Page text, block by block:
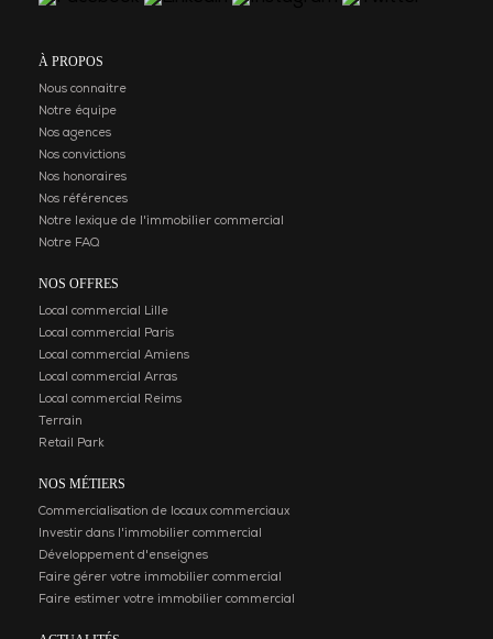
À PROPOS
Nous connaitre
Notre équipe
Nos agences
Nos convictions
Nos honoraires
Nos références
Notre lexique de l'immobilier commercial
Notre FAQ
NOS OFFRES
Local commercial Lille
Local commercial Paris
Local commercial Amiens
Local commercial Arras
Local commercial Reims
Terrain
Retail Park
NOS MÉTIERS
Commercialisation de locaux commerciaux
Investir dans l'immobilier commercial
Développement d'enseignes
Faire gérer votre immobilier commercial
Faire estimer votre immobilier commercial